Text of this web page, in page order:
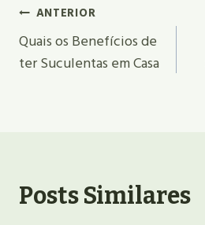
Navegação
De
Post
ANTERIOR
Quais os Benefícios de
ter Suculentas em Casa
Posts Similares